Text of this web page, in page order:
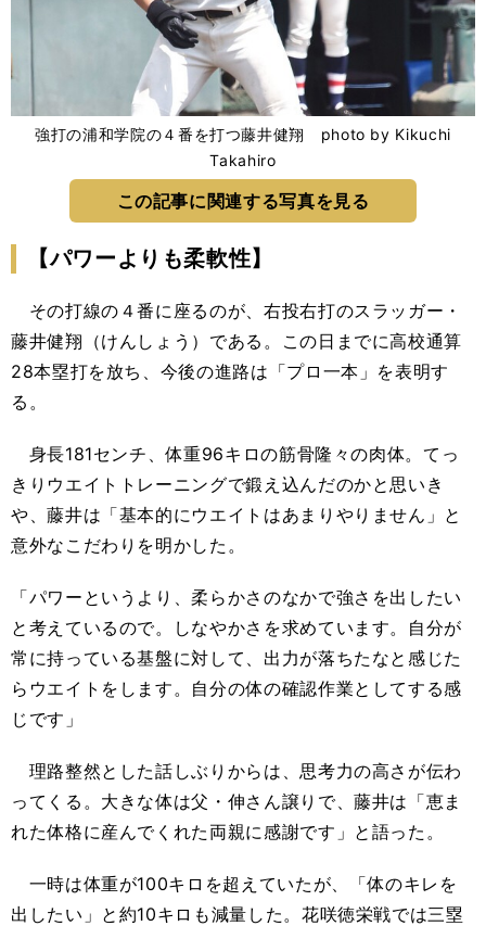
強打の浦和学院の４番を打つ藤井健翔 photo by Kikuchi
Takahiro
この記事に関連する写真を見る
【パワーよりも柔軟性】
その打線の４番に座るのが、右投右打のスラッガー・
藤井健翔（けんしょう）である。この日までに高校通算
28本塁打を放ち、今後の進路は「プロ一本」を表明す
る。
身長181センチ、体重96キロの筋骨隆々の肉体。てっ
きりウエイトトレーニングで鍛え込んだのかと思いき
や、藤井は「基本的にウエイトはあまりやりません」と
意外なこだわりを明かした。
「パワーというより、柔らかさのなかで強さを出したい
と考えているので。しなやかさを求めています。自分が
常に持っている基盤に対して、出力が落ちたなと感じた
らウエイトをします。自分の体の確認作業としてする感
じです」
理路整然とした話しぶりからは、思考力の高さが伝わ
ってくる。大きな体は父・伸さん譲りで、藤井は「恵ま
れた体格に産んでくれた両親に感謝です」と語った。
一時は体重が100キロを超えていたが、「体のキレを
出したい」と約10キロも減量した。花咲徳栄戦では三塁